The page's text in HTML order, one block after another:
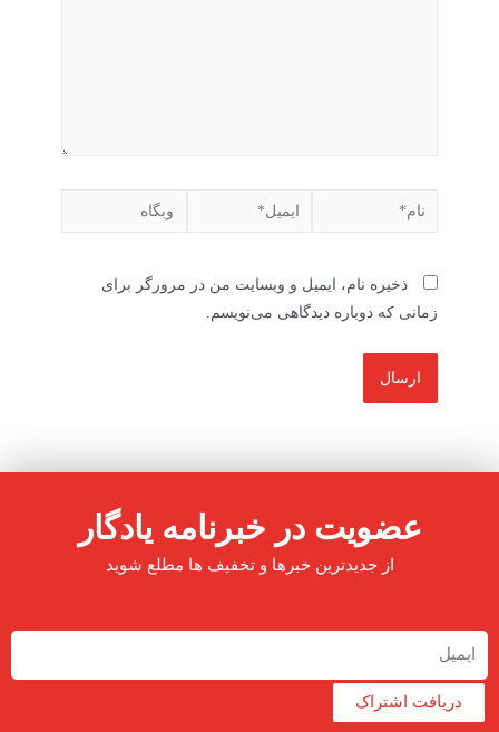
ذخیره نام، ایمیل و وبسایت من در مرورگر برای
زمانی که دوباره دیدگاهی می‌نویسم.
عضویت در خبرنامه یادگار
از جدیدترین خبرها و تخفیف ها مطلع شوید
دریافت اشتراک